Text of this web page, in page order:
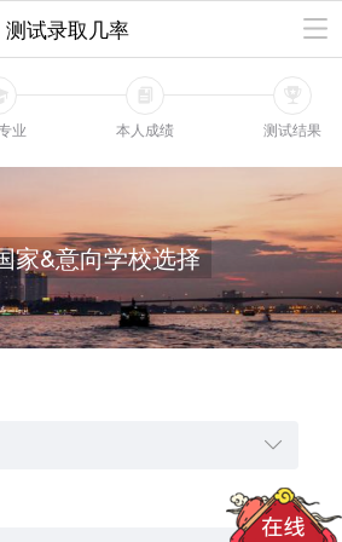
测试录取几率
业

本人成绩

测试结果
家&意向学校选择
